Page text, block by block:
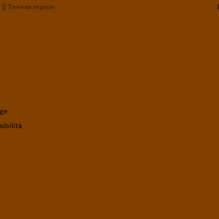
Trova un negozio